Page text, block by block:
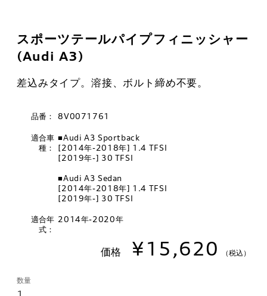
スポーツテールパイプフィニッシャー
(Audi A3)
差込みタイプ。溶接、ボルト締め不要。
品番： 8V0071761
適合車
種：
■Audi A3 Sportback
[2014年-2018年] 1.4 TFSI
[2019年-] 30 TFSI
■Audi A3 Sedan
[2014年-2018年] 1.4 TFSI
[2019年-] 30 TFSI
適合年
式：
2014年-2020年
価格 ¥15,620 （税込）
数量